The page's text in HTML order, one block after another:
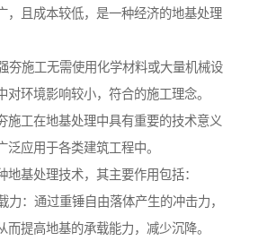
，且成本较低，是一种经济的地基处理
夯施工无需使用化学材料或大量机械设
对环境影响较小，符合的施工理念。
施工在地基处理中具有重要的技术意义
泛应用于各类建筑工程中。
地基处理技术，其主要作用包括：
力：通过重锤自由落体产生的冲击力，
而提高地基的承载能力，减少沉降。